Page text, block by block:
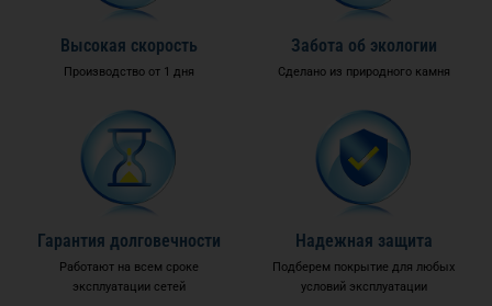
Высокая скорость
Производство от 1 дня
Забота об экологии
Сделано из природного камня
Гарантия долговечности
Работают на всем сроке
эксплуатации сетей
Надежная защита
Подберем покрытие для любых
условий эксплуатации